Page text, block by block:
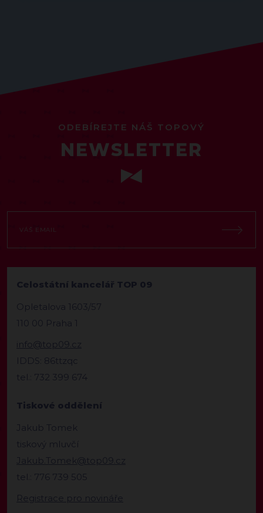
ODEBÍREJTE NÁŠ TOPOVÝ
NEWSLETTER
Celostátní kancelář TOP 09
Opletalova 1603/57
110 00 Praha 1
info@top09.cz
IDDS: 86ttzqc
tel.: 732 399 674
Tiskové oddělení
Jakub Tomek
tiskový mluvčí
Jakub.Tomek@top09.cz
tel.: 776 739 505
Registrace pro novináře